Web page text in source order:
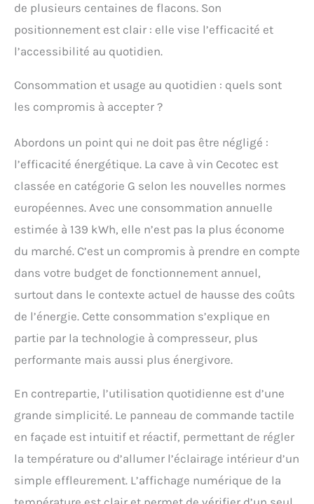
de plusieurs centaines de flacons. Son
positionnement est clair : elle vise l’efficacité et
l’accessibilité au quotidien.
Consommation et usage au quotidien : quels sont
les compromis à accepter ?
Abordons un point qui ne doit pas être négligé :
l’efficacité énergétique. La cave à vin Cecotec est
classée en catégorie G selon les nouvelles normes
européennes. Avec une consommation annuelle
estimée à 139 kWh, elle n’est pas la plus économe
du marché. C’est un compromis à prendre en compte
dans votre budget de fonctionnement annuel,
surtout dans le contexte actuel de hausse des coûts
de l’énergie. Cette consommation s’explique en
partie par la technologie à compresseur, plus
performante mais aussi plus énergivore.
En contrepartie, l’utilisation quotidienne est d’une
grande simplicité. Le panneau de commande tactile
en façade est intuitif et réactif, permettant de régler
la température ou d’allumer l’éclairage intérieur d’un
simple effleurement. L’affichage numérique de la